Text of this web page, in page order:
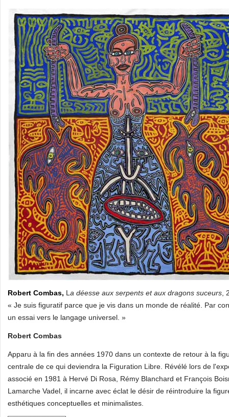
Robert Combas, L a déesse aux serpents et aux dragons suceurs
« Je suis figuratif parce que je vis dans un monde de réalité. Par
un essai vers le langage universel. »
Robert Combas
Apparu à la fin des années 1970 dans un contexte de retour à la
centrale de ce qui deviendra la Figuration Libre. Révélé lors de
associé en 1981 à Hervé Di Rosa, Rémy Blanchard et François
Lamarche Vadel, il incarne avec éclat le désir de réintroduire la
esthétiques conceptuelles et minimalistes.